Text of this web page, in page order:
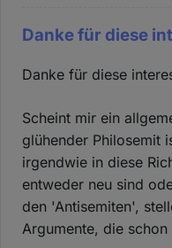
Danke für diese
Danke für diese
Scheint mir ein
glühender Philosemit
irgendwie in diese
entweder neu sind
den 'Antisemiten',
Argumente, die